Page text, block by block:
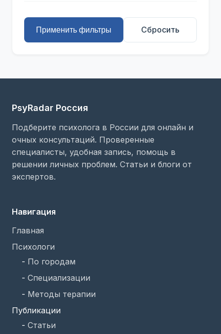
Применить фильтры Сбросить
PsyRadar Россия
Подберите психолога в России для онлайн и
очных консультаций. Проверенные
специалисты, удобная запись, помощь в
решении личных проблем. Статьи и блоги от
экспертов.
Навигация
Главная
Психологи
- По городам
- Специализации
- Методы терапии
Публикации
- Статьи